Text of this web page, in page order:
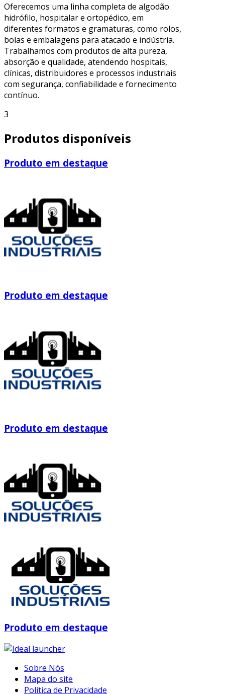
Oferecemos uma linha completa de algodão
hidrófilo, hospitalar e ortopédico, em
diferentes formatos e gramaturas, como rolos,
bolas e embalagens para atacado e indústria.
Trabalhamos com produtos de alta pureza,
absorção e qualidade, atendendo hospitais,
clínicas, distribuidores e processos industriais
com segurança, confiabilidade e fornecimento
contínuo.
3
Produtos disponíveis
Produto em destaque
Produto em destaque
Produto em destaque
Produto em destaque
Sobre Nós
Mapa do site
Política de Privacidade